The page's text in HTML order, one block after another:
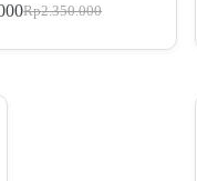
Rp2.350.000